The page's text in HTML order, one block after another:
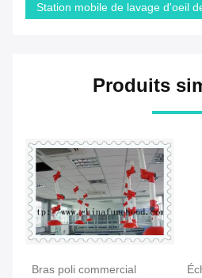
Station mobile de lavage d'oeil
Produits
Bras poli commercial